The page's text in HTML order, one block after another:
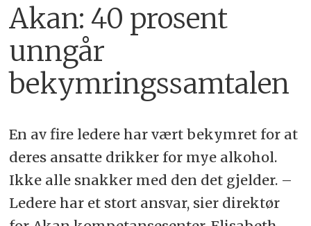
Akan: 40 prosent
unngår
bekymringssamtalen
En av fire ledere har vært bekymret for at
deres ansatte drikker for mye alkohol.
Ikke alle snakker med den det gjelder. –
Ledere har et stort ansvar, sier direktør